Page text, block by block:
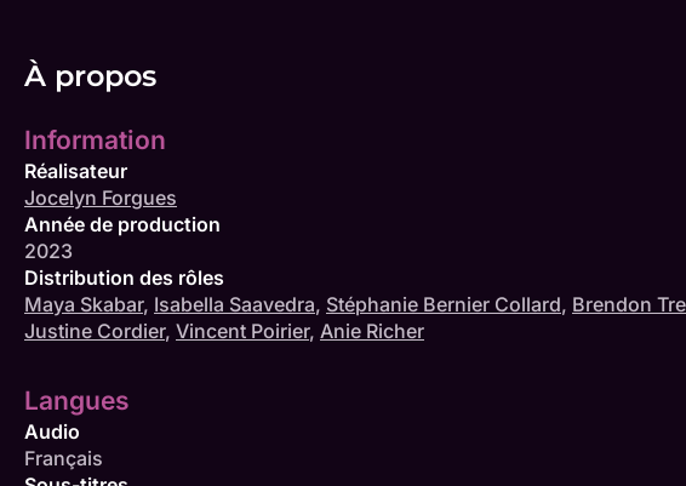
À propos
Information
Réalisateur
Jocelyn Forgues
Année de production
2023
Distribution des rôles
Maya Skabar, Isabella Saavedra, Stéphanie Bernier Collard, Brendon
Justine Cordier, Vincent Poirier, Anie Richer
Langues
Audio
Français